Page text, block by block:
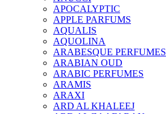
APOCALYPTIC
APPLE PARFUMS
AQUALIS
AQUOLINA
ARABESQUE PERFUMES
ARABIAN OUD
ARABIC PERFUMES
ARAMIS
ARAXI
ARD AL KHALEEJ